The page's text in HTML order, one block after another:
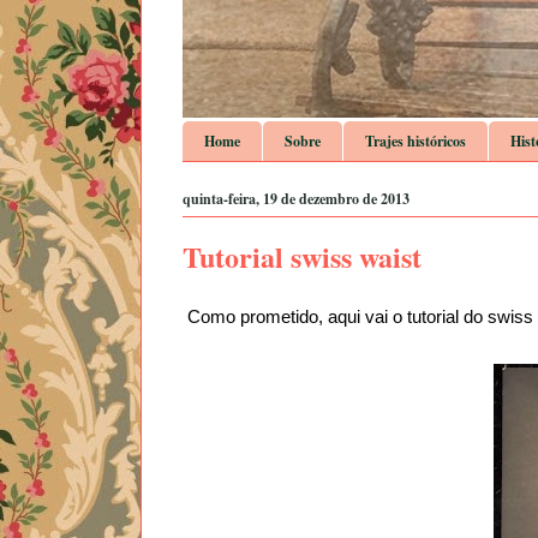
Home Sobre Trajes históricos
quinta-feira, 19 de dezembro de 2013
Tutorial swiss waist
Como prometido, aqui vai o tutorial do